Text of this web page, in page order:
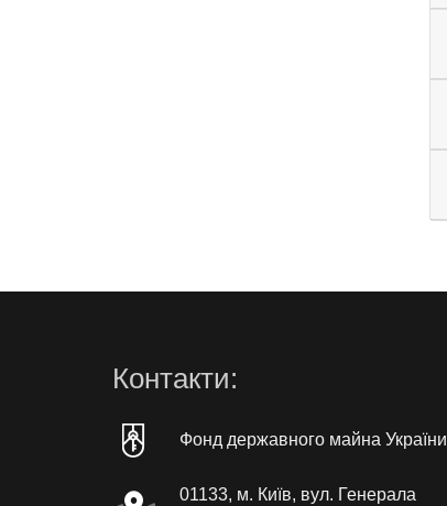
Контакти:
Фонд державного майна України
01133, м. Київ, вул. Генерала